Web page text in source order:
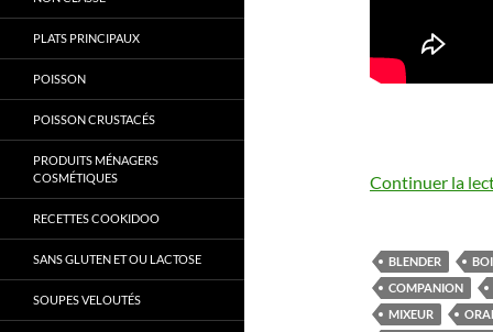
Continuer la
BLENDER
COMPANION
MIXEUR
PLATS PRINCIPAUX
POISSON
POISSON CRUSTACÉS
PRODUITS MÉNAGERS
COSMÉTIQUES
RECETTES COOKIDOO
SANS GLUTEN ET OU LACTOSE
SOUPES VELOUTÉS